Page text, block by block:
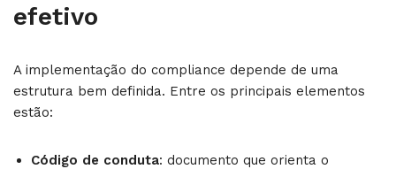
efetivo
A implementação do compliance depende de uma
estrutura bem definida. Entre os principais elementos
estão:
Código de conduta: documento que orienta o